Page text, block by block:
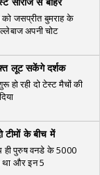
जसप्रीत बुमराह के
अपनी चोट
लूट सकेंगे दर्शक
रही दो टेस्ट मैचों की
टीमों के बीच में
ही पुरुष वनडे के 5000
था और इन 5